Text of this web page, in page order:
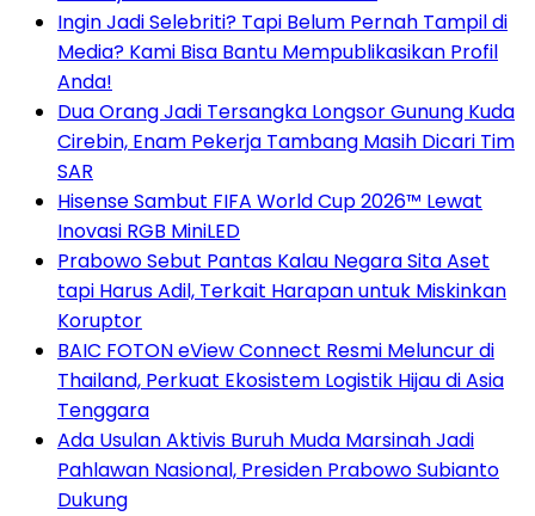
Ingin Jadi Selebriti? Tapi Belum Pernah Tampil di
Media? Kami Bisa Bantu Mempublikasikan Profil
Anda!
Dua Orang Jadi Tersangka Longsor Gunung Kuda
Cirebin, Enam Pekerja Tambang Masih Dicari Tim
SAR
Hisense Sambut FIFA World Cup 2026™ Lewat
Inovasi RGB MiniLED
Prabowo Sebut Pantas Kalau Negara Sita Aset
tapi Harus Adil, Terkait Harapan untuk Miskinkan
Koruptor
BAIC FOTON eView Connect Resmi Meluncur di
Thailand, Perkuat Ekosistem Logistik Hijau di Asia
Tenggara
Ada Usulan Aktivis Buruh Muda Marsinah Jadi
Pahlawan Nasional, Presiden Prabowo Subianto
Dukung